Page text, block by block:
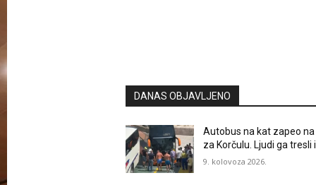
DANAS OBJAVLJENO
Autobus na kat zapeo
za Korčulu. Ljudi ga tresli
9. kolovoza 2026.